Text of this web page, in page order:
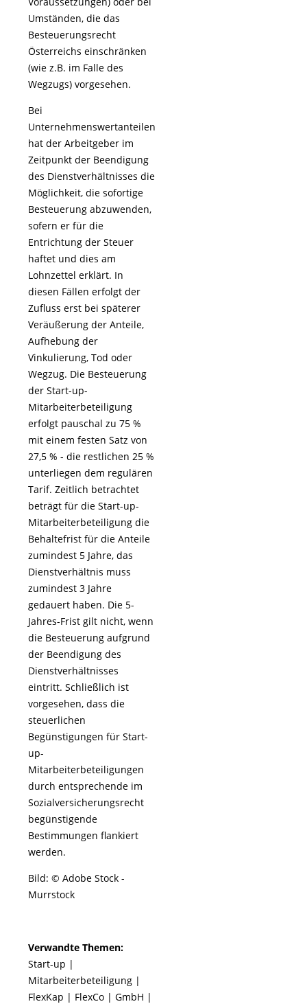
Umständen, die das
Besteuerungsrecht
Österreichs einschränken
(wie z.B. im Falle des
Wegzugs) vorgesehen.
Bei
Unternehmenswertanteilen
hat der Arbeitgeber im
Zeitpunkt der Beendigung
des Dienstverhältnisses die
Möglichkeit, die sofortige
Besteuerung abzuwenden,
sofern er für die
Entrichtung der Steuer
haftet und dies am
Lohnzettel erklärt. In
diesen Fällen erfolgt der
Zufluss erst bei späterer
Veräußerung der Anteile,
Aufhebung der
Vinkulierung, Tod oder
Wegzug. Die Besteuerung
der Start-up-
Mitarbeiterbeteiligung
erfolgt pauschal zu 75 %
mit einem festen Satz von
27,5 % - die restlichen 25 %
unterliegen dem regulären
Tarif. Zeitlich betrachtet
beträgt für die Start-up-
Mitarbeiterbeteiligung die
Behaltefrist für die Anteile
zumindest 5 Jahre, das
Dienstverhältnis muss
zumindest 3 Jahre
gedauert haben. Die 5-
Jahres-Frist gilt nicht, wenn
die Besteuerung aufgrund
der Beendigung des
Dienstverhältnisses
eintritt. Schließlich ist
vorgesehen, dass die
steuerlichen
Begünstigungen für Start-
up-
Mitarbeiterbeteiligungen
durch entsprechende im
Sozialversicherungsrecht
begünstigende
Bestimmungen flankiert
werden.
Bild: © Adobe Stock -
Murrstock
Verwandte Themen:
Start-up |
Mitarbeiterbeteiligung |
FlexKap | FlexCo | GmbH |